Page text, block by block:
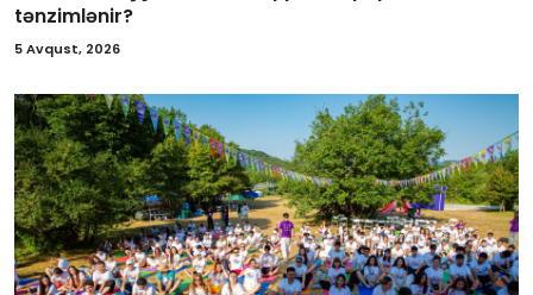
tənzimlənir?
5 Avqust, 2026